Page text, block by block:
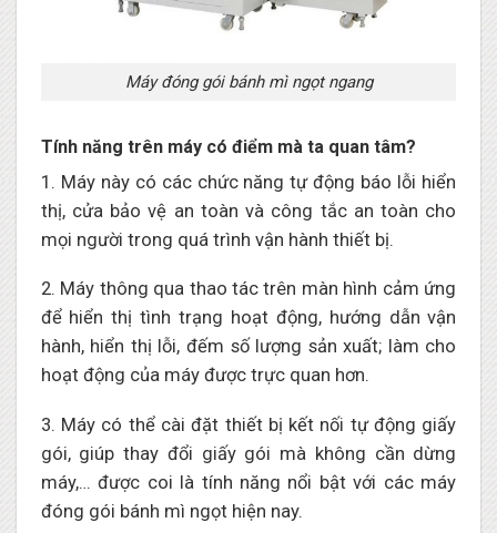
Máy đóng gói bánh mì ngọt ngang
Tính năng trên máy có điểm mà ta quan tâm?
1. Máy này có các chức năng tự động báo lỗi hiển
thị, cửa bảo vệ an toàn và công tắc an toàn cho
mọi người trong quá trình vận hành thiết bị.
2. Máy thông qua thao tác trên màn hình cảm ứng
để hiển thị tình trạng hoạt động, hướng dẫn vận
hành, hiển thị lỗi, đếm số lượng sản xuất; làm cho
hoạt động của máy được trực quan hơn.
3. Máy có thể cài đặt thiết bị kết nối tự động giấy
gói, giúp thay đổi giấy gói mà không cần dừng
máy,… được coi là tính năng nổi bật với các máy
đóng gói bánh mì ngọt hiện nay.